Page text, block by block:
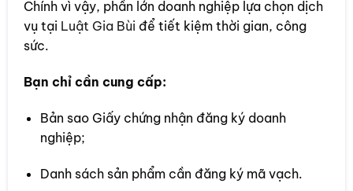
Chính vì vậy, phần lớn doanh nghiệp lựa chọn dịch
vụ tại Luật Gia Bùi để tiết kiệm thời gian, công
sức.
Bạn chỉ cần cung cấp:
Bản sao Giấy chứng nhận đăng ký doanh
nghiệp;
Danh sách sản phẩm cần đăng ký mã vạch.